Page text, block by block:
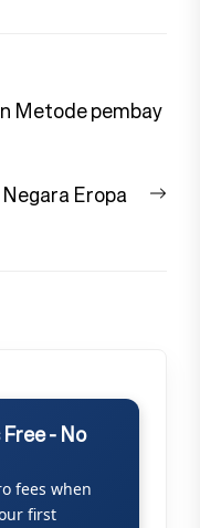
Metode pembay
Eropa
- No
fees when
first